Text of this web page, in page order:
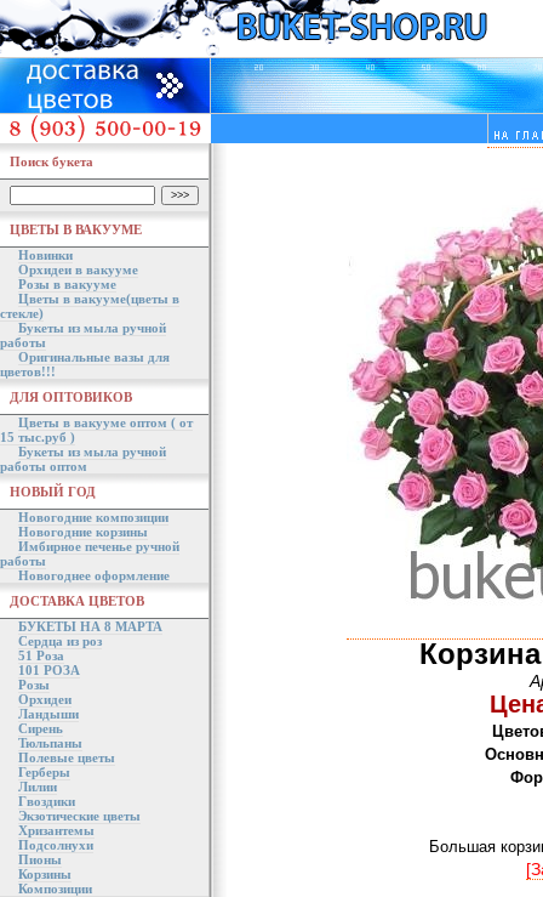
Поиск букета
ЦВЕТЫ В ВАКУУМЕ
Новинки
Орхидеи в вакууме
Розы в вакууме
Цветы в вакууме(цветы в
стекле)
Букеты из мыла ручной
работы
Оригинальные вазы для
цветов!!!
ДЛЯ ОПТОВИКОВ
Цветы в вакууме оптом ( от
15 тыс.руб )
Букеты из мыла ручной
работы оптом
НОВЫЙ ГОД
Новогодние композиции
Новогодние корзины
Имбирное печенье ручной
работы
Новогоднее оформление
ДОСТАВКА ЦВЕТОВ
БУКЕТЫ НА 8 МАРТА
Сердца из роз
51 Роза
101 РОЗА
Розы
Орхидеи
Ландыши
Сирень
Тюльпаны
Полевые цветы
Герберы
Лилии
Гвоздики
Экзотические цветы
Хризантемы
Подсолнухи
Пионы
Корзины
Композиции
Большая